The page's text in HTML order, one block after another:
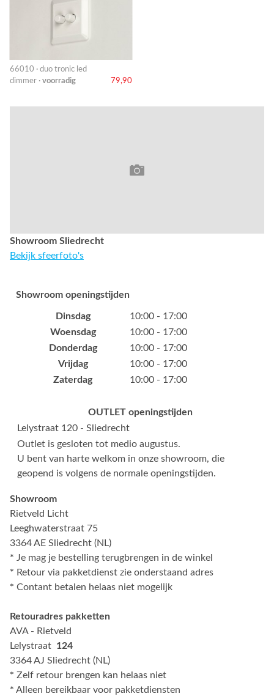
66010 · duo tronic led
dimmer · voorradig 79,90
Showroom Sliedrecht
Bekijk sfeerfoto's
Showroom openingstijden
Dinsdag
10:00 - 17:00
Woensdag
10:00 - 17:00
Donderdag
10:00 - 17:00
Vrijdag
10:00 - 17:00
Zaterdag
10:00 - 17:00
OUTLET openingstijden
Lelystraat 120 - Sliedrecht
Outlet is gesloten tot medio augustus.
U bent van harte welkom in onze showroom, die
geopend is volgens de normale openingstijden.
Showroom
Rietveld Licht
Leeghwaterstraat 75
3364 AE Sliedrecht (NL)
* Je mag je bestelling terugbrengen in de winkel
* Retour via pakketdienst zie onderstaand adres
* Contant betalen helaas niet mogelijk
Retouradres pakketten
AVA - Rietveld
Lelystraat 124
3364 AJ Sliedrecht (NL)
* Zelf retour brengen kan helaas niet
* Alleen bereikbaar voor pakketdiensten